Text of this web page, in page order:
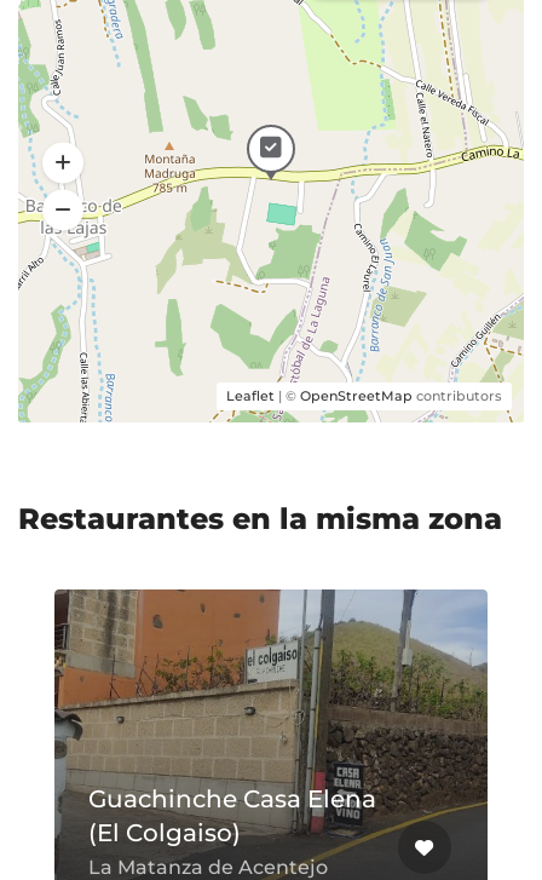
Leaflet | © OpenStreetMap contributors
Restaurantes en la misma zona
Guachinche Casa Elena
(El Colgaiso)
La Matanza de Acentejo